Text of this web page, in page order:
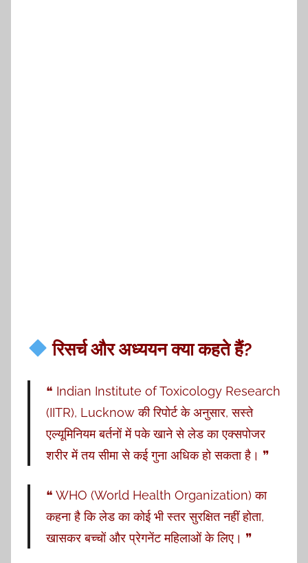
रिसर्च और अध्ययन क्या कहते हैं?
❝ Indian Institute of Toxicology Research
(IITR), Lucknow की रिपोर्ट के अनुसार, सस्ते
एल्यूमिनियम बर्तनों में पके खाने से लेड का एक्सपोजर
शरीर में तय सीमा से कई गुना अधिक हो सकता है। ❞
❝ WHO (World Health Organization) का
कहना है कि लेड का कोई भी स्तर सुरक्षित नहीं होता,
खासकर बच्चों और प्रेगनेंट महिलाओं के लिए। ❞